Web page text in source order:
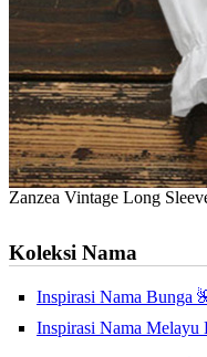
Zanzea Vintage Long
Koleksi Nama
Inspirasi Nama Bunga
Inspirasi Nama Melayu